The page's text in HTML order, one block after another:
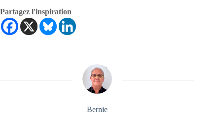
Partagez l'inspiration
Bernie